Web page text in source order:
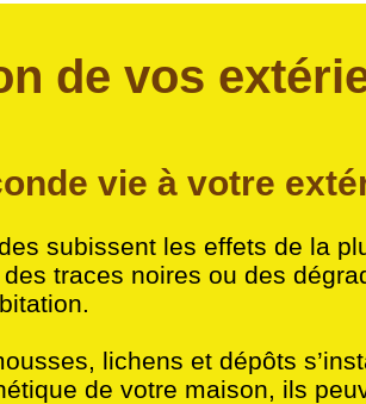
de vos
vie à votre
subissent les effets de la
des traces noires ou des
lichens et dépôts
de votre maison, ils